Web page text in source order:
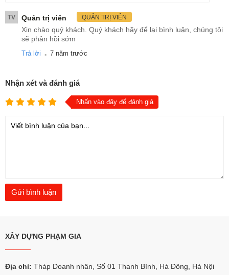
TV Quản trị viên QUẢN TRỊ VIÊN
Xin chào quý khách. Quý khách hãy để lại bình luận, chúng tôi
sẽ phản hồi sớm
Trả lời . 7 năm trước
Nhận xét và đánh giá
Nhấn vào đây để đánh giá
XÂY DỰNG PHẠM GIA
Địa chỉ: Tháp Doanh nhân, Số 01 Thanh Bình, Hà Đông, Hà Nội